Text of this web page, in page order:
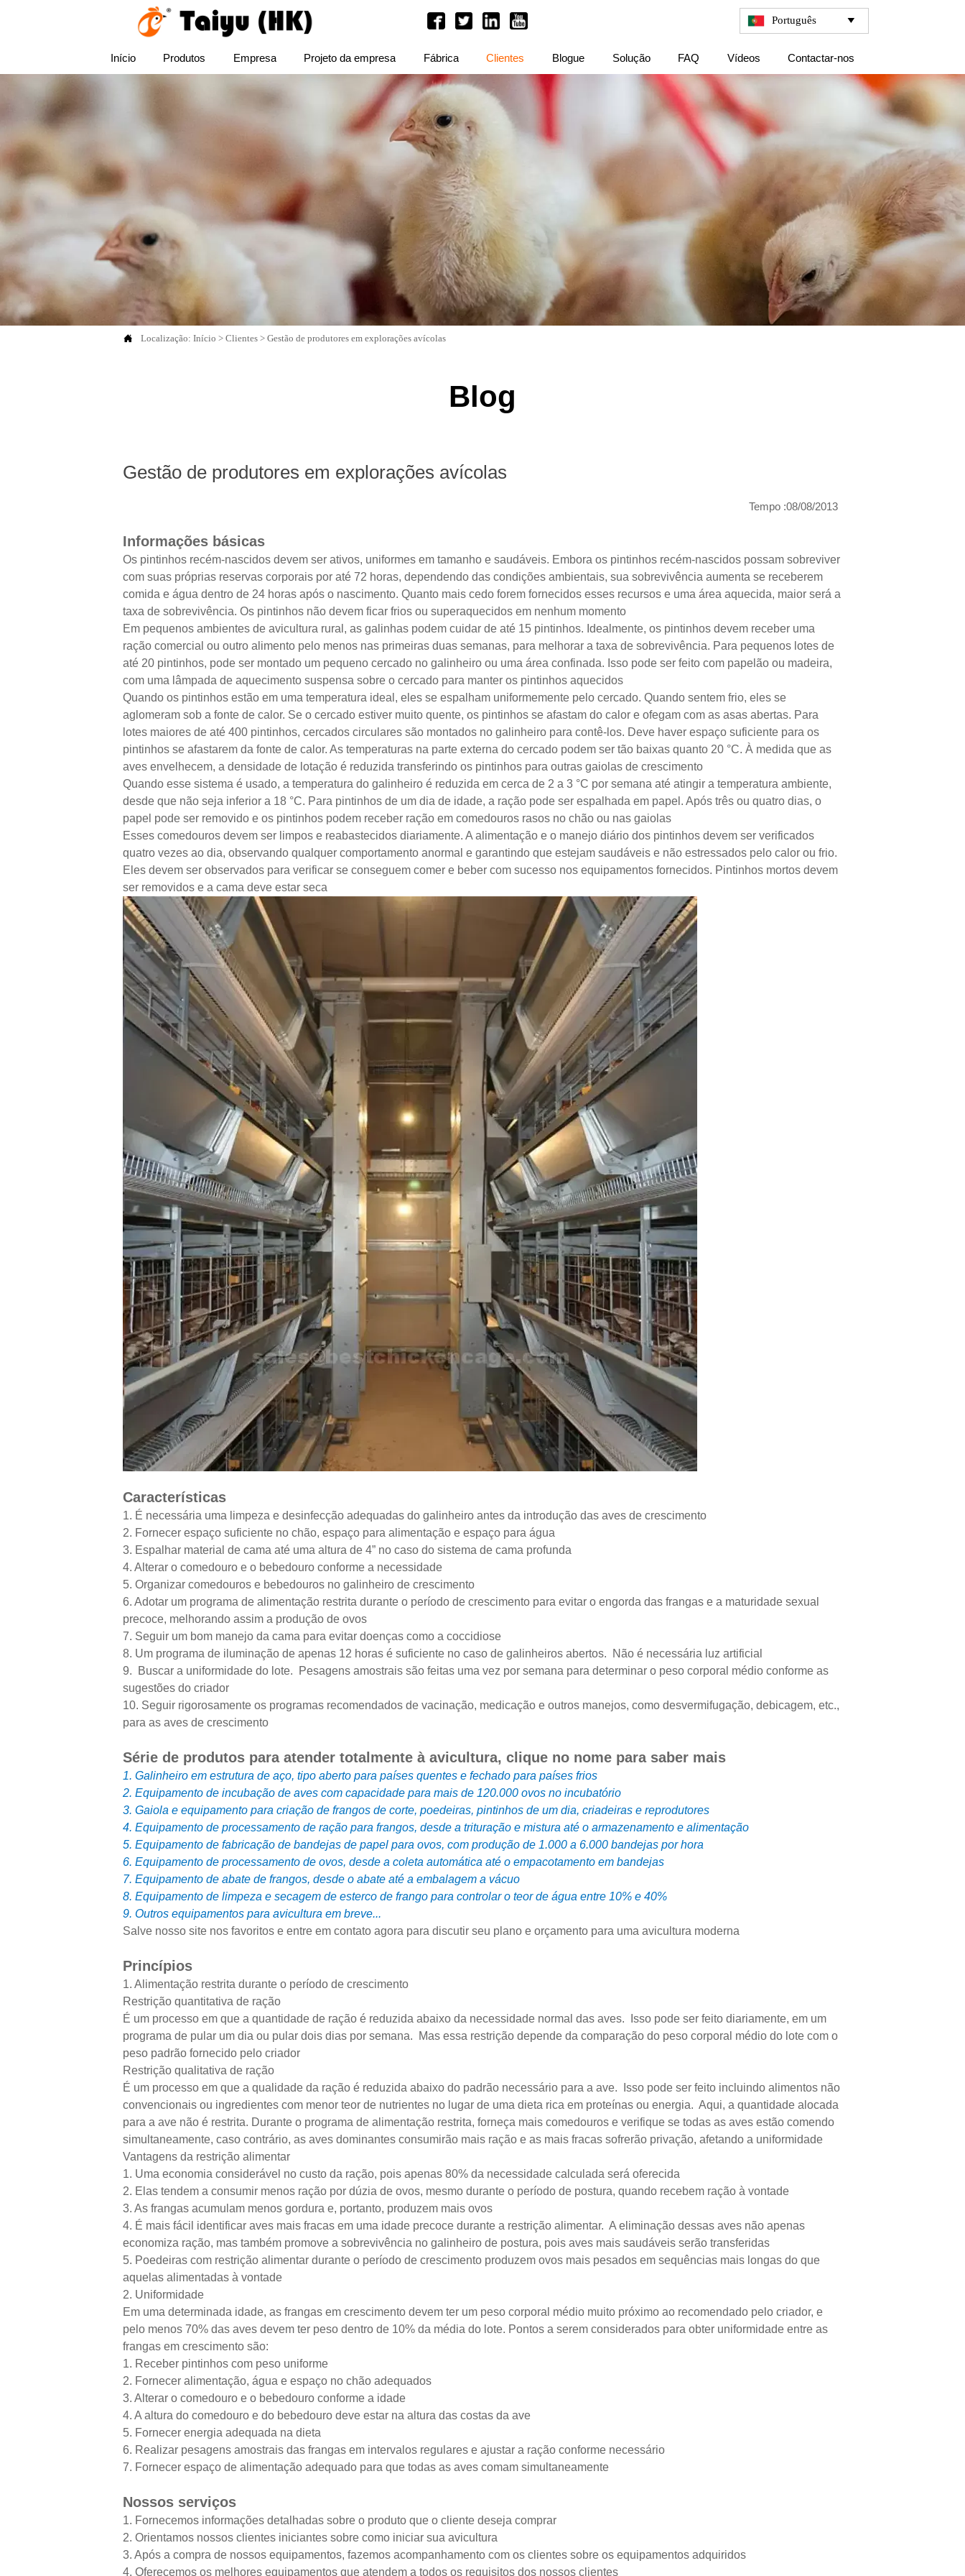
Português 
Início Produtos Empresa Projeto da empresa Fábrica Clientes Blogue Solução FAQ Vídeos Contactar-nos
 Localização:Início >Clientes >Gestão de produtores em explorações avícolas
Blog
Gestão de produtores em explorações avícolas
Tempo :08/08/2013
Informações básicas
Os pintinhos recém-nascidos devem ser ativos, uniformes em tamanho e saudáveis. Embora os pintinhos recém-nascidos possam sobreviver
com suas próprias reservas corporais por até 72 horas, dependendo das condições ambientais, sua sobrevivência aumenta se receberem
comida e água dentro de 24 horas após o nascimento. Quanto mais cedo forem fornecidos esses recursos e uma área aquecida, maior será a
taxa de sobrevivência. Os pintinhos não devem ficar frios ou superaquecidos em nenhum momento
Em pequenos ambientes de avicultura rural, as galinhas podem cuidar de até 15 pintinhos. Idealmente, os pintinhos devem receber uma
ração comercial ou outro alimento pelo menos nas primeiras duas semanas, para melhorar a taxa de sobrevivência. Para pequenos lotes de
até 20 pintinhos, pode ser montado um pequeno cercado no galinheiro ou uma área confinada. Isso pode ser feito com papelão ou madeira,
com uma lâmpada de aquecimento suspensa sobre o cercado para manter os pintinhos aquecidos
Quando os pintinhos estão em uma temperatura ideal, eles se espalham uniformemente pelo cercado. Quando sentem frio, eles se
aglomeram sob a fonte de calor. Se o cercado estiver muito quente, os pintinhos se afastam do calor e ofegam com as asas abertas. Para
lotes maiores de até 400 pintinhos, cercados circulares são montados no galinheiro para contê-los. Deve haver espaço suficiente para os
pintinhos se afastarem da fonte de calor. As temperaturas na parte externa do cercado podem ser tão baixas quanto 20 °C. À medida que as
aves envelhecem, a densidade de lotação é reduzida transferindo os pintinhos para outras gaiolas de crescimento
Quando esse sistema é usado, a temperatura do galinheiro é reduzida em cerca de 2 a 3 °C por semana até atingir a temperatura ambiente,
desde que não seja inferior a 18 °C. Para pintinhos de um dia de idade, a ração pode ser espalhada em papel. Após três ou quatro dias, o
papel pode ser removido e os pintinhos podem receber ração em comedouros rasos no chão ou nas gaiolas
Esses comedouros devem ser limpos e reabastecidos diariamente. A alimentação e o manejo diário dos pintinhos devem ser verificados
quatro vezes ao dia, observando qualquer comportamento anormal e garantindo que estejam saudáveis e não estressados pelo calor ou frio.
Eles devem ser observados para verificar se conseguem comer e beber com sucesso nos equipamentos fornecidos. Pintinhos mortos devem
ser removidos e a cama deve estar seca
Características
1. É necessária uma limpeza e desinfecção adequadas do galinheiro antes da introdução das aves de crescimento
2. Fornecer espaço suficiente no chão, espaço para alimentação e espaço para água
3. Espalhar material de cama até uma altura de 4” no caso do sistema de cama profunda
4. Alterar o comedouro e o bebedouro conforme a necessidade
5. Organizar comedouros e bebedouros no galinheiro de crescimento
6. Adotar um programa de alimentação restrita durante o período de crescimento para evitar o engorda das frangas e a maturidade sexual
precoce, melhorando assim a produção de ovos
7. Seguir um bom manejo da cama para evitar doenças como a coccidiose
8. Um programa de iluminação de apenas 12 horas é suficiente no caso de galinheiros abertos. Não é necessária luz artificial
9. Buscar a uniformidade do lote. Pesagens amostrais são feitas uma vez por semana para determinar o peso corporal médio conforme as
sugestões do criador
10. Seguir rigorosamente os programas recomendados de vacinação, medicação e outros manejos, como desvermifugação, debicagem, etc.,
para as aves de crescimento
Série de produtos para atender totalmente à avicultura, clique no nome para saber mais
1. Galinheiro em estrutura de aço, tipo aberto para países quentes e fechado para países frios
2. Equipamento de incubação de aves com capacidade para mais de 120.000 ovos no incubatório
3. Gaiola e equipamento para criação de frangos de corte, poedeiras, pintinhos de um dia, criadeiras e reprodutores
4. Equipamento de processamento de ração para frangos, desde a trituração e mistura até o armazenamento e alimentação
5. Equipamento de fabricação de bandejas de papel para ovos, com produção de 1.000 a 6.000 bandejas por hora
6. Equipamento de processamento de ovos, desde a coleta automática até o empacotamento em bandejas
7. Equipamento de abate de frangos, desde o abate até a embalagem a vácuo
8. Equipamento de limpeza e secagem de esterco de frango para controlar o teor de água entre 10% e 40%
9. Outros equipamentos para avicultura em breve...
Salve nosso site nos favoritos e entre em contato agora para discutir seu plano e orçamento para uma avicultura moderna
Princípios
1. Alimentação restrita durante o período de crescimento
Restrição quantitativa de ração
É um processo em que a quantidade de ração é reduzida abaixo da necessidade normal das aves. Isso pode ser feito diariamente, em um
programa de pular um dia ou pular dois dias por semana. Mas essa restrição depende da comparação do peso corporal médio do lote com o
peso padrão fornecido pelo criador
Restrição qualitativa de ração
É um processo em que a qualidade da ração é reduzida abaixo do padrão necessário para a ave. Isso pode ser feito incluindo alimentos não
convencionais ou ingredientes com menor teor de nutrientes no lugar de uma dieta rica em proteínas ou energia. Aqui, a quantidade alocada
para a ave não é restrita. Durante o programa de alimentação restrita, forneça mais comedouros e verifique se todas as aves estão comendo
simultaneamente, caso contrário, as aves dominantes consumirão mais ração e as mais fracas sofrerão privação, afetando a uniformidade
Vantagens da restrição alimentar
1. Uma economia considerável no custo da ração, pois apenas 80% da necessidade calculada será oferecida
2. Elas tendem a consumir menos ração por dúzia de ovos, mesmo durante o período de postura, quando recebem ração à vontade
3. As frangas acumulam menos gordura e, portanto, produzem mais ovos
4. É mais fácil identificar aves mais fracas em uma idade precoce durante a restrição alimentar. A eliminação dessas aves não apenas
economiza ração, mas também promove a sobrevivência no galinheiro de postura, pois aves mais saudáveis serão transferidas
5. Poedeiras com restrição alimentar durante o período de crescimento produzem ovos mais pesados em sequências mais longas do que
aquelas alimentadas à vontade
2. Uniformidade
Em uma determinada idade, as frangas em crescimento devem ter um peso corporal médio muito próximo ao recomendado pelo criador, e
pelo menos 70% das aves devem ter peso dentro de 10% da média do lote. Pontos a serem considerados para obter uniformidade entre as
frangas em crescimento são:
1. Receber pintinhos com peso uniforme
2. Fornecer alimentação, água e espaço no chão adequados
3. Alterar o comedouro e o bebedouro conforme a idade
4. A altura do comedouro e do bebedouro deve estar na altura das costas da ave
5. Fornecer energia adequada na dieta
6. Realizar pesagens amostrais das frangas em intervalos regulares e ajustar a ração conforme necessário
7. Fornecer espaço de alimentação adequado para que todas as aves comam simultaneamente
Nossos serviços
1. Fornecemos informações detalhadas sobre o produto que o cliente deseja comprar
2. Orientamos nossos clientes iniciantes sobre como iniciar sua avicultura
3. Após a compra de nossos equipamentos, fazemos acompanhamento com os clientes sobre os equipamentos adquiridos
4. Oferecemos os melhores equipamentos que atendem a todos os requisitos dos nossos clientes